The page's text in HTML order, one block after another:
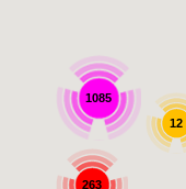
1085
263
12